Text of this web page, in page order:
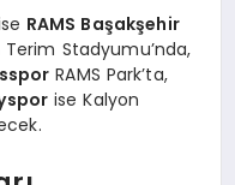
RAMS Başakşehir
Terim Stadyumu’nda,
RAMS Park’ta,
ise Kalyon